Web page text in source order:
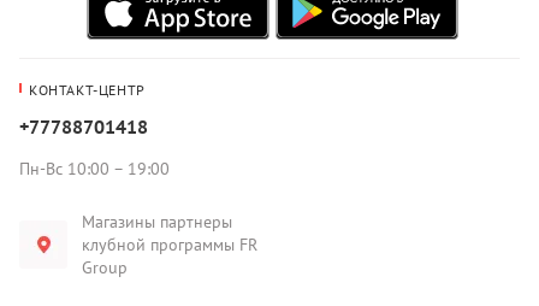
КОНТАКТ-ЦЕНТР
+77788701418
Пн-Вс 10:00 – 19:00
Магазины партнеры
клубной программы FR
Group